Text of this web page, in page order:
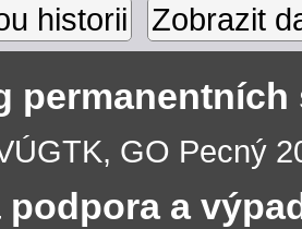
historii Zobrazit
permanentních
GO Pecný
podpora a